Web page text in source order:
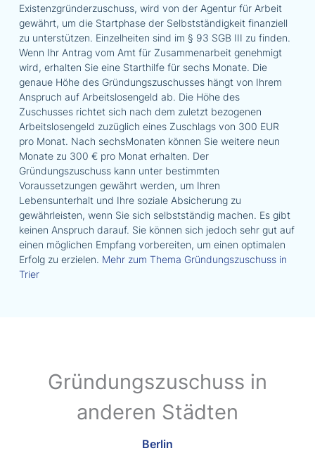
Existenzgründerzuschuss, wird von der Agentur für Arbeit
gewährt, um die Startphase der Selbstständigkeit finanziell
zu unterstützen. Einzelheiten sind im § 93 SGB III zu finden.
Wenn Ihr Antrag vom Amt für Zusammenarbeit genehmigt
wird, erhalten Sie eine Starthilfe für sechs Monate. Die
genaue Höhe des Gründungszuschusses hängt von Ihrem
Anspruch auf Arbeitslosengeld ab. Die Höhe des
Zuschusses richtet sich nach dem zuletzt bezogenen
Arbeitslosengeld zuzüglich eines Zuschlags von 300 EUR
pro Monat. Nach sechsMonaten können Sie weitere neun
Monate zu 300 € pro Monat erhalten. Der
Gründungszuschuss kann unter bestimmten
Voraussetzungen gewährt werden, um Ihren
Lebensunterhalt und Ihre soziale Absicherung zu
gewährleisten, wenn Sie sich selbstständig machen. Es gibt
keinen Anspruch darauf. Sie können sich jedoch sehr gut auf
einen möglichen Empfang vorbereiten, um einen optimalen
Erfolg zu erzielen. Mehr zum Thema Gründungszuschuss in
Trier
Gründungszuschuss in
anderen Städten
Berlin